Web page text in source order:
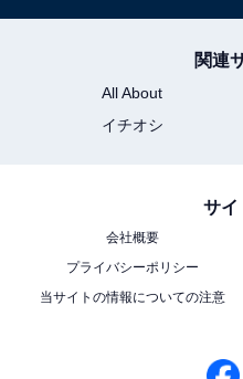
関連
All About
イチオシ
サイ
会社概要
プライバシーポリシー
当サイトの情報についての注意